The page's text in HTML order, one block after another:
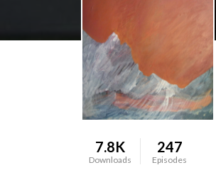
7.8K
Downloads
247
Episodes